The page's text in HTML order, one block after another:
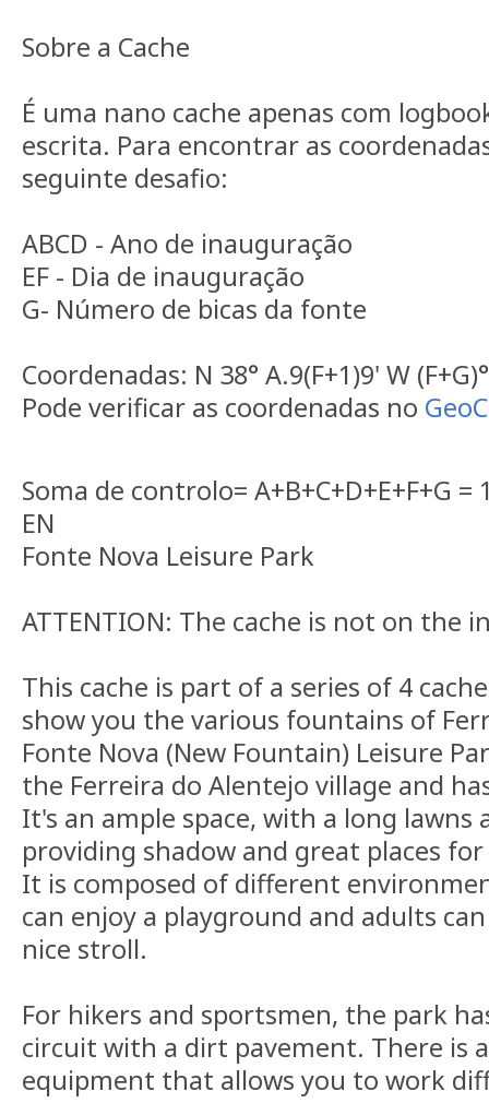
Sobre a Cache
É uma nano cache apenas com
escrita. Para encontrar as
seguinte desafio:
ABCD - Ano de inauguração
EF - Dia de inauguração
G- Número de bicas da fonte
Coordenadas: N 38° A.9(F+1)9' W
Pode verificar as coordenadas no
Soma de controlo= A+B+C+D+E+F+G =
EN
Fonte Nova Leisure Park
ATTENTION: The cache is not on the
This cache is part of a series of 4
show you the various fountains of
Fonte Nova (New Fountain) Leisure
the Ferreira do Alentejo village and
It's an ample space, with a long lawns
providing shadow and great places
It is composed of different
can enjoy a playground and adults
nice stroll.
For hikers and sportsmen, the park
circuit with a dirt pavement. There is
equipment that allows you to work